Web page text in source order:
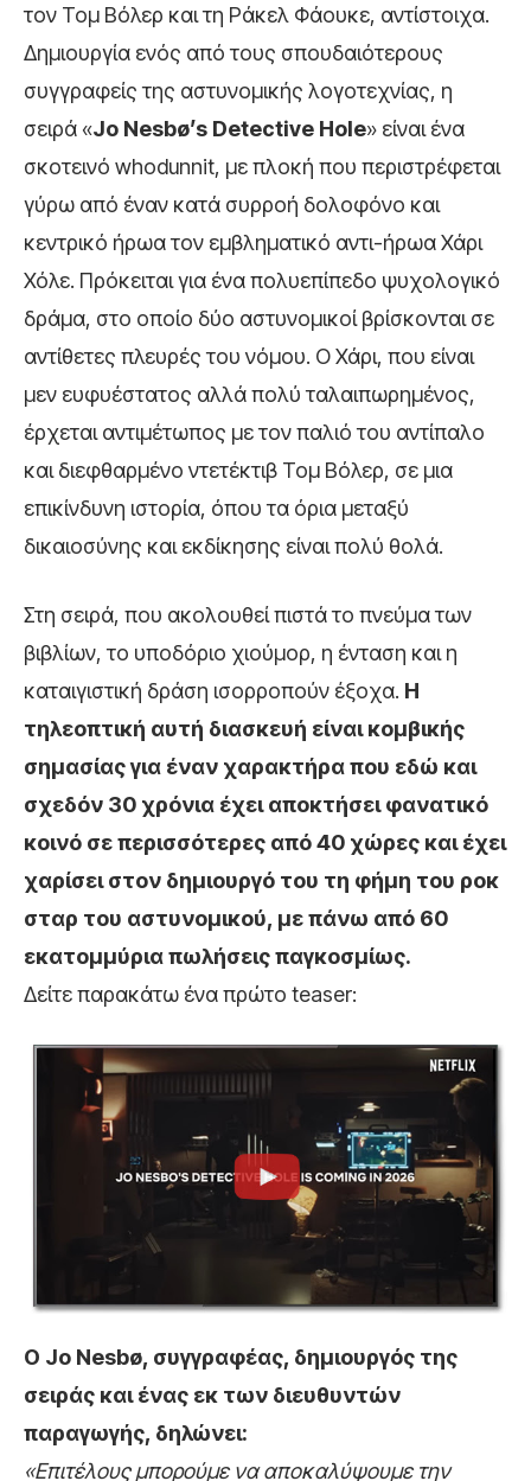
τον Τομ Βόλερ και τη Ράκελ Φάουκε, αντίστοιχα.
Δημιουργία ενός από τους σπουδαιότερους
συγγραφείς της αστυνομικής λογοτεχνίας, η
σειρά «Jo Nesbø’s Detective Hole» είναι ένα
σκοτεινό whodunnit, με πλοκή που περιστρέφεται
γύρω από έναν κατά συρροή δολοφόνο και
κεντρικό ήρωα τον εμβληματικό αντι-ήρωα Χάρι
Χόλε. Πρόκειται για ένα πολυεπίπεδο ψυχολογικό
δράμα, στο οποίο δύο αστυνομικοί βρίσκονται σε
αντίθετες πλευρές του νόμου. Ο Χάρι, που είναι
μεν ευφυέστατος αλλά πολύ ταλαιπωρημένος,
έρχεται αντιμέτωπος με τον παλιό του αντίπαλο
και διεφθαρμένο ντετέκτιβ Τομ Βόλερ, σε μια
επικίνδυνη ιστορία, όπου τα όρια μεταξύ
δικαιοσύνης και εκδίκησης είναι πολύ θολά.
Στη σειρά, που ακολουθεί πιστά το πνεύμα των
βιβλίων, το υποδόριο χιούμορ, η ένταση και η
καταιγιστική δράση ισορροπούν έξοχα. Η
τηλεοπτική αυτή διασκευή είναι κομβικής
σημασίας για έναν χαρακτήρα που εδώ και
σχεδόν 30 χρόνια έχει αποκτήσει φανατικό
κοινό σε περισσότερες από 40 χώρες και έχει
χαρίσει στον δημιουργό του τη φήμη του ροκ
σταρ του αστυνομικού, με πάνω από 60
εκατομμύρια πωλήσεις παγκοσμίως.
Δείτε παρακάτω ένα πρώτο teaser:
Ο Jo Nesbø, συγγραφέας, δημιουργός της
σειράς και ένας εκ των διευθυντών
παραγωγής, δηλώνει:
«Επιτέλους μπορούμε να αποκαλύψουμε την